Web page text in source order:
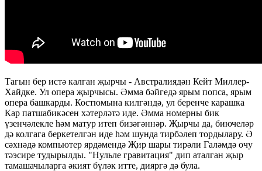
Тагын бер истә калган җырчы - Австралиядән Кейт Миллер-
Хайдке. Ул опера җырчысы. Әмма бәйгедә ярым попса, ярым
опера башкарды. Костюмына килгәндә, ул беренче карашка
Кар патшабикәсен хәтерләтә иде. Әмма номерны бик
үзенчәлекле һәм матур итеп бизәгәннәр. Җырчы да, биючеләр
дә колгага беркетелгән иде һәм шунда тирбәлеп тордылару. Ә
сәхнәдә компьютер ярдәмендә Җир шары тирәли Галәмдә очу
тәэсире тудырылды. "Нульле гравитация" дип аталган җыр
тамашачыларга әкият бүләк итте, дияргә дә була.